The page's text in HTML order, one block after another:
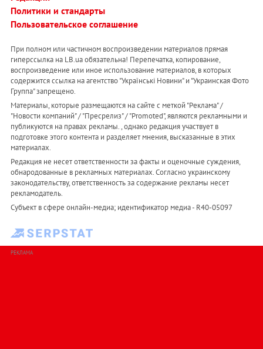
Политики и стандарты
Пользовательское соглашение
При полном или частичном воспроизведении материалов прямая
гиперссылка на LB.ua обязательна! Перепечатка, копирование,
воспроизведение или иное использование материалов, в которых
содержится ссылка на агентство "Українськi Новини" и "Украинская Фото
Группа" запрещено.
Материалы, которые размещаются на сайте с меткой "Реклама" /
"Новости компаний" / "Пресрелиз" / "Promoted", являются рекламными и
публикуются на правах рекламы. , однако редакция участвует в
подготовке этого контента и разделяет мнения, высказанные в этих
материалах.
Редакция не несет ответственности за факты и оценочные суждения,
обнародованные в рекламных материалах. Согласно украинскому
законодательству, ответственность за содержание рекламы несет
рекламодатель.
Субъект в сфере онлайн-медиа; идентификатор медиа - R40-05097
РЕКЛАМА